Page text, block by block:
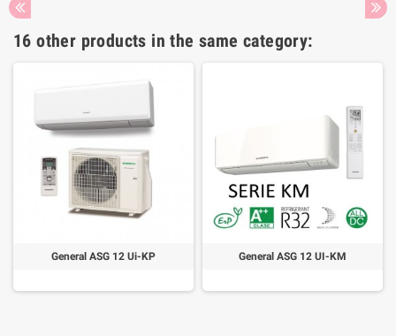
16 other products in the same category:
General ASG 12 Ui-KP General ASG 12 UI-KM